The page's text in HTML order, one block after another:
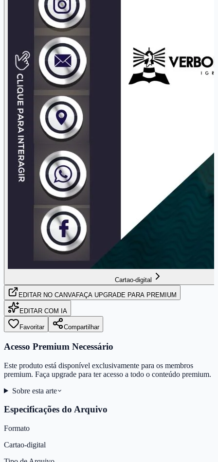
Cartao-digital
EDITAR NO CANVAFAÇA UPGRADE PARA PREMIUM
EDITAR COM IA
Favoritar Compartilhar
Acesso Premium Necessário
Este produto está disponível exclusivamente para os membros
premium. Faça upgrade para ter acesso a todo o conteúdo premium.
Sobre esta arte
Especificações do Arquivo
Formato
Cartao-digital